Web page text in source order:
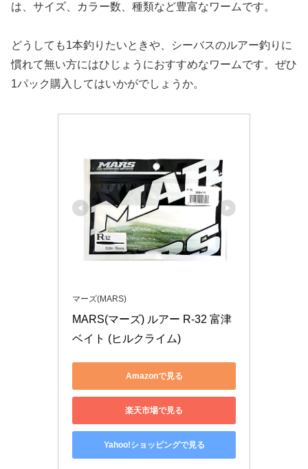
は、サイズ、カラー数、種類など豊富なワームです。
どうしても1本釣りたいときや、シーバスのルアー釣りに
慣れて無い方にはひじょうにおすすめなワームです。ぜひ
1パック購入してはいかがでしょうか。
マーズ(MARS)
MARS(マーズ) ルアー R-32 富津
ベイト (ヒルクライム)
Amazonで見る
楽天市場で見る
Yahoo!ショッピングで見る